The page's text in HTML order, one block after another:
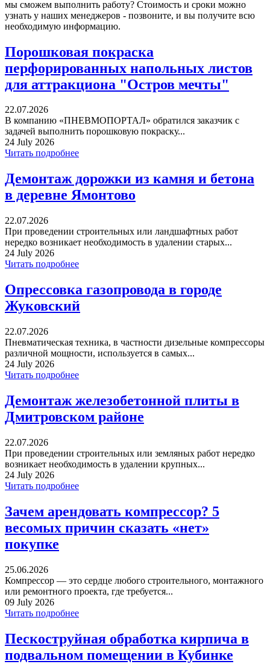
мы сможем выполнить работу? Стоимость и сроки можно
узнать у наших менеджеров - позвоните, и вы получите всю
необходимую информацию.
Порошковая покраска
перфорированных напольных листов
для аттракциона "Остров мечты"
22.07.2026
В компанию «ПНЕВМОПОРТАЛ» обратился заказчик с
задачей выполнить порошковую покраску...
24 July 2026
Читать подробнее
Демонтаж дорожки из камня и бетона
в деревне Ямонтово
22.07.2026
При проведении строительных или ландшафтных работ
нередко возникает необходимость в удалении старых...
24 July 2026
Читать подробнее
Опрессовка газопровода в городе
Жуковский
22.07.2026
Пневматическая техника, в частности дизельные компрессоры
различной мощности, используется в самых...
24 July 2026
Читать подробнее
Демонтаж железобетонной плиты в
Дмитровском районе
22.07.2026
При проведении строительных или земляных работ нередко
возникает необходимость в удалении крупных...
24 July 2026
Читать подробнее
Зачем арендовать компрессор? 5
весомых причин сказать «нет»
покупке
25.06.2026
Компрессор — это сердце любого строительного, монтажного
или ремонтного проекта, где требуется...
09 July 2026
Читать подробнее
Пескоструйная обработка кирпича в
подвальном помещении в Кубинке